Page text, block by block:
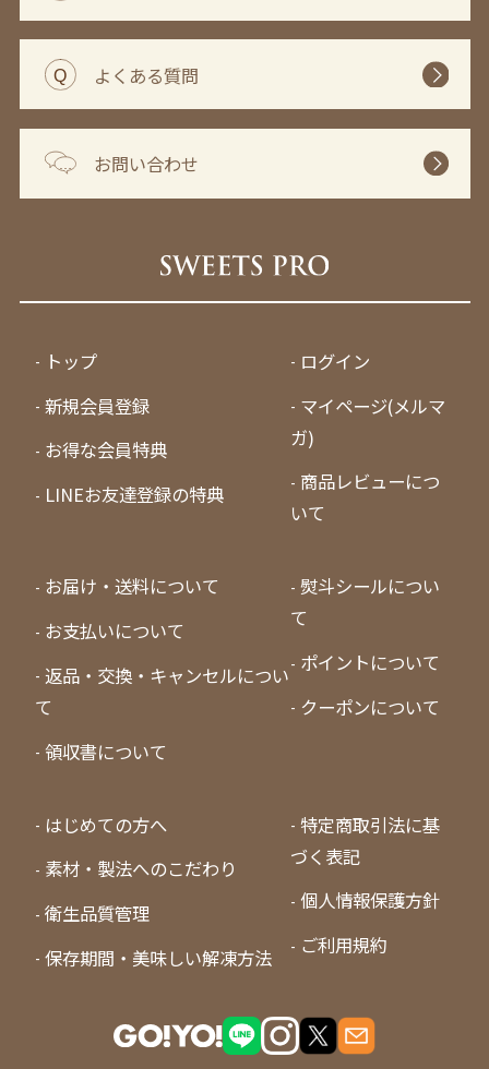
よくある質問
お問い合わせ
トップ
新規会員登録
お得な会員特典
LINEお友達登録の特典
ログイン
マイページ(メルマ
ガ)
商品レビューにつ
いて
お届け・送料について
お支払いについて
返品・交換・キャンセルについ
て
領収書について
熨斗シールについ
て
ポイントについて
クーポンについて
はじめての方へ
素材・製法へのこだわり
衛生品質管理
保存期間・美味しい解凍方法
特定商取引法に基
づく表記
個人情報保護方針
ご利用規約